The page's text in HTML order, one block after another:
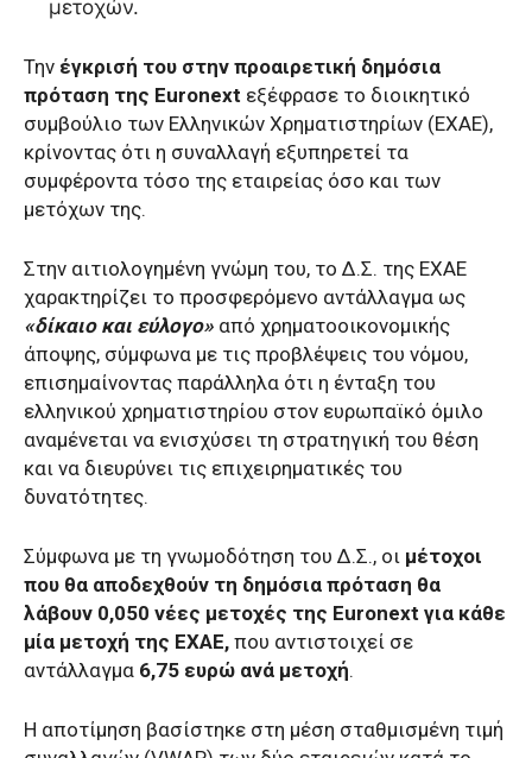
μετοχών.
Την έγκρισή του στην προαιρετική δημόσια
πρόταση της Euronext εξέφρασε το διοικητικό
συμβούλιο των Ελληνικών Χρηματιστηρίων (ΕΧΑΕ),
κρίνοντας ότι η συναλλαγή εξυπηρετεί τα
συμφέροντα τόσο της εταιρείας όσο και των
μετόχων της.
Στην αιτιολογημένη γνώμη του, το Δ.Σ. της ΕΧΑΕ
χαρακτηρίζει το προσφερόμενο αντάλλαγμα ως
«δίκαιο και εύλογο» από χρηματοοικονομικής
άποψης, σύμφωνα με τις προβλέψεις του νόμου,
επισημαίνοντας παράλληλα ότι η ένταξη του
ελληνικού χρηματιστηρίου στον ευρωπαϊκό όμιλο
αναμένεται να ενισχύσει τη στρατηγική του θέση
και να διευρύνει τις επιχειρηματικές του
δυνατότητες.
Σύμφωνα με τη γνωμοδότηση του Δ.Σ., οι μέτοχοι
που θα αποδεχθούν τη δημόσια πρόταση θα
λάβουν 0,050 νέες μετοχές της Euronext για κάθε
μία μετοχή της ΕΧΑΕ, που αντιστοιχεί σε
αντάλλαγμα 6,75 ευρώ ανά μετοχή.
Η αποτίμηση βασίστηκε στη μέση σταθμισμένη τιμή